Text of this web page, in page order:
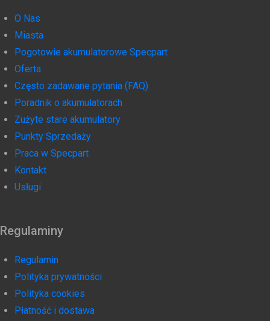
O Nas
Miasta
Pogotowie akumulatorowe Specpart
Oferta
Często zadawane pytania (FAQ)
Poradnik o akumulatorach
Zużyte stare akumulatory
Punkty Sprzedaży
Praca w Specpart
Kontakt
Usługi
Regulaminy
Regulamin
Polityka prywatności
Polityka cookies
Płatność i dostawa